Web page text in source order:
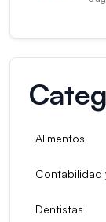
Alimentos
Contabilidad
Dentistas